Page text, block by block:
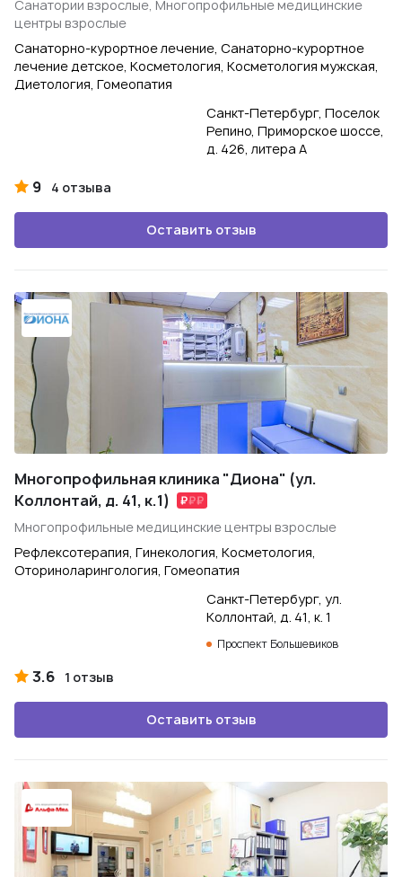
Санатории взрослые, Многопрофильные медицинские
центры взрослые
Санаторно-курортное лечение, Санаторно-курортное
лечение детское, Косметология, Косметология мужская,
Диетология, Гомеопатия
Санкт-Петербург, Поселок
Репино, Приморское шоссе,
д. 426, литера А
9 4 отзыва
Оставить отзыв
Многопрофильная клиника "Диона" (ул.
Коллонтай, д. 41, к.1)
Многопрофильные медицинские центры взрослые
Рефлексотерапия, Гинекология, Косметология,
Оториноларингология, Гомеопатия
Санкт-Петербург, ул.
Коллонтай, д. 41, к. 1
Проспект Большевиков
3.6 1 отзыв
Оставить отзыв